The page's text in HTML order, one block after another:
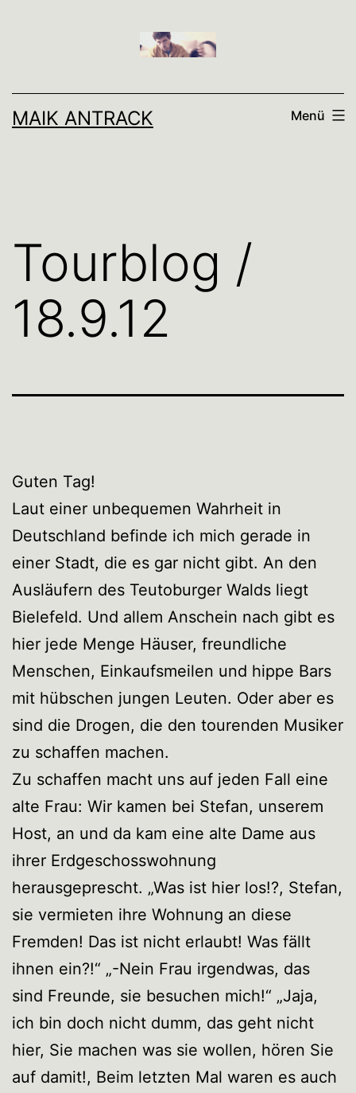
MAIK ANTRACK Menü
Tourblog /
18.9.12
Guten Tag!
Laut einer unbequemen Wahrheit in
Deutschland befinde ich mich gerade in
einer Stadt, die es gar nicht gibt. An den
Ausläufern des Teutoburger Walds liegt
Bielefeld. Und allem Anschein nach gibt es
hier jede Menge Häuser, freundliche
Menschen, Einkaufsmeilen und hippe Bars
mit hübschen jungen Leuten. Oder aber es
sind die Drogen, die den tourenden Musiker
zu schaffen machen.
Zu schaffen macht uns auf jeden Fall eine
alte Frau: Wir kamen bei Stefan, unserem
Host, an und da kam eine alte Dame aus
ihrer Erdgeschosswohnung
herausgeprescht. „Was ist hier los!?, Stefan,
sie vermieten ihre Wohnung an diese
Fremden! Das ist nicht erlaubt! Was fällt
ihnen ein?!“ „-Nein Frau irgendwas, das
sind Freunde, sie besuchen mich!“ „Jaja,
ich bin doch nicht dumm, das geht nicht
hier, Sie machen was sie wollen, hören Sie
auf damit!, Beim letzten Mal waren es auch